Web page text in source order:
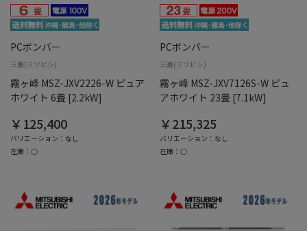
PCボンバー
三菱(ミツビシ)
霧ヶ峰 MSZ-JXV2226-W ピュア
ホワイト 6畳 [2.2kW]
￥125,400
バリエーション：なし
在庫：○
PCボンバー
三菱(ミツビシ)
霧ヶ峰 MSZ-JXV7126S-W ピュ
アホワイト 23畳 [7.1kW]
￥215,325
バリエーション：なし
在庫：○